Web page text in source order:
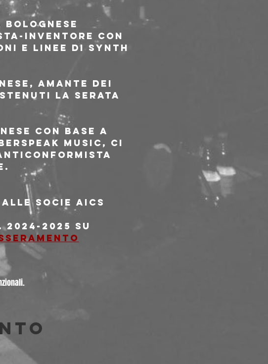
bolognese
inventore con
e linee di synth
amante dei
la serata
con base a
Music, ci
socie AICS
2025 su